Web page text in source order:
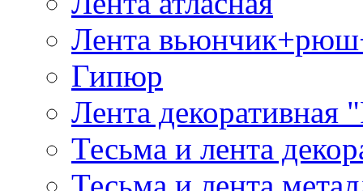
Лента
Гипюр
Лента декоративная
Тесьма и лента